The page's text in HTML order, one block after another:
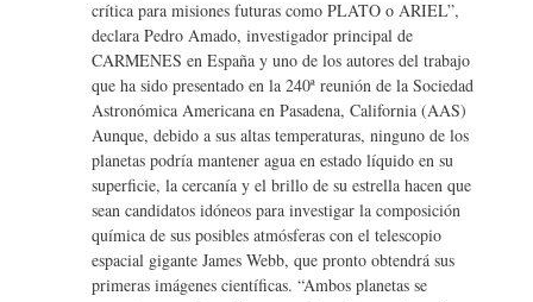
crítica para misiones futuras como PLATO o ARIEL”,
declara Pedro Amado, investigador principal de
CARMENES en España y uno de los autores del trabajo
que ha sido presentado en la 240ª reunión de la Sociedad
Astronómica Americana en Pasadena, California (AAS)
Aunque, debido a sus altas temperaturas, ninguno de los
planetas podría mantener agua en estado líquido en su
superficie, la cercanía y el brillo de su estrella hacen que
sean candidatos idóneos para investigar la composición
química de sus posibles atmósferas con el telescopio
espacial gigante James Webb, que pronto obtendrá sus
primeras imágenes científicas. “Ambos planetas se